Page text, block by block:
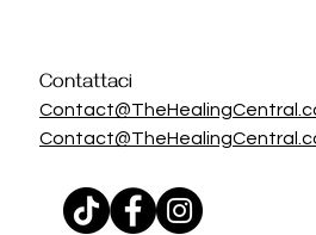
Contattaci